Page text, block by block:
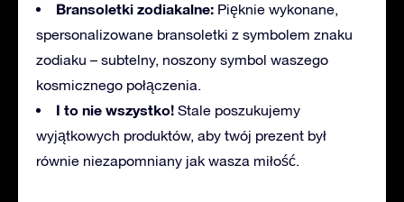
Bransoletki zodiakalne: Pięknie wykonane,
spersonalizowane bransoletki z symbolem znaku
zodiaku – subtelny, noszony symbol waszego
kosmicznego połączenia.
I to nie wszystko! Stale poszukujemy
wyjątkowych produktów, aby twój prezent był
równie niezapomniany jak wasza miłość.